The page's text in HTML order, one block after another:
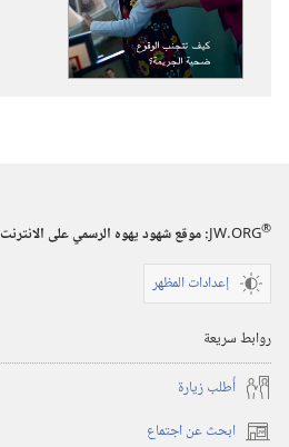
JW.ORG®
:‏ موقع شهود يهوه الرسمي على الانترنت
إعدادات المظهر
روابط سريعة
أُطلب زيارة
ابحث عن اجتماع